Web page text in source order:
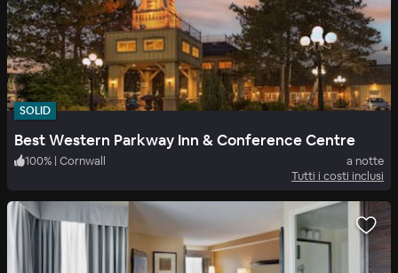
SOLID
Best Western Parkway Inn & Conference Centre
100% | Cornwall
a notte
Tutti i costi inclusi